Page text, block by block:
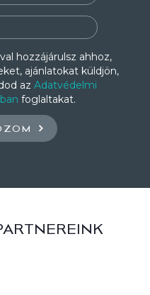
hozzájárulsz ahhoz,
ajánlatokat küldjön,
az Adatvédelmi
foglaltakat.